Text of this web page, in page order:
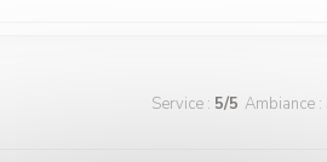
Service : 5/5 Ambiance :